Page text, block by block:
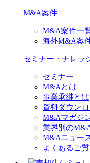
M&A案件
M&A案件一
海外M&A案
セミナー・ナレッ
セミナー
M&Aとは
事業承継とは
資料ダウンロ
M&Aマガジ
業界別の
M&Aニュー
よくあるご質